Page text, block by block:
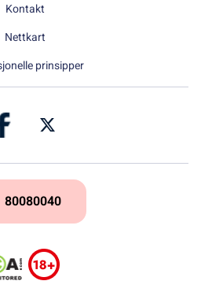
Kontakt
Nettkart
prinsipper
80080040